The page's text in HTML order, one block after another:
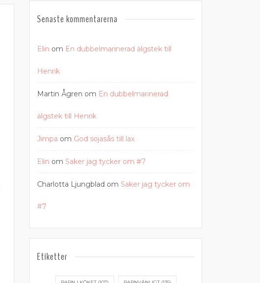
Senaste kommentarerna
Elin om En dubbelmarinerad älgstek till
Henrik
Martin Ågren om En dubbelmarinerad
älgstek till Henrik
Jimpa om God sojasås till lax
Elin om Saker jag tycker om #7
Charlotta Ljungblad om Saker jag tycker om
#7
Etiketter